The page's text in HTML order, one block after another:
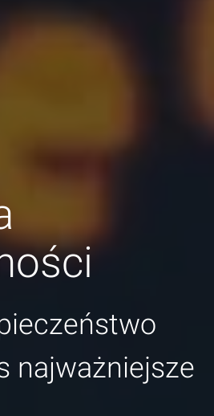
najważniejsze